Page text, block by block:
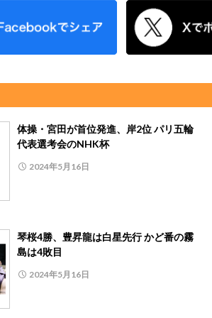
体操・宮田が首位発進、岸2位 パリ五輪
代表選考会のNHK杯
2024年5月16日
琴桜4勝、豊昇龍は白星先行 かど番の霧
島は4敗目
2024年5月16日